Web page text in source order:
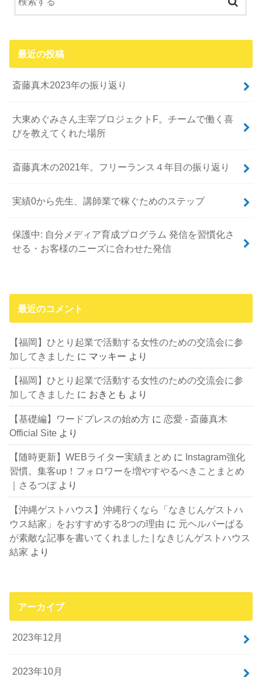
最近の投稿
斎藤真木2023年の振り返り
大東めぐみさん主宰プロジェクトF。チームで働く喜
びを教えてくれた場所
斎藤真木の2021年。フリーランス４年目の振り返り
実績0から先生、講師業で稼ぐためのステップ
保護中: 自分メディア育成プログラム 発信を習慣化さ
せる・お客様のニーズに合わせた発信
最近のコメント
【福岡】ひとり起業で活動する女性のための交流会に参
加してきました に マッキー より
【福岡】ひとり起業で活動する女性のための交流会に参
加してきました に おきとも より
【基礎編】ワードプレスの始め方 に恋愛 - 斎藤真木
Official Site より
【随時更新】WEBライター実績まとめ に Instagram強化
習慣。集客up！フォロワーを増やすやるべきことまとめ
｜さるつぼより
【沖縄ゲストハウス】沖縄行くなら「なきじんゲストハ
ウス結家」をおすすめする8つの理由 に 元ヘルパーぱる
が素敵な記事を書いてくれました | なきじんゲストハウス
結家 より
アーカイブ
2023年12月
2023年10月